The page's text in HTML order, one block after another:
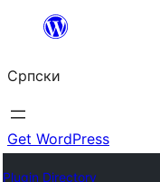
Скочи
садржај
Српски
Get WordPress
Plugin Directory